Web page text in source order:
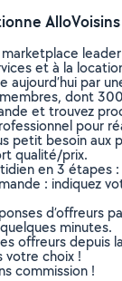
AlloVoisins
marketplace
et à la
aujourd’hui par
dont
et trouvez
pour
petit besoin aux
qualité/prix.
en 3 étapes :
: indiquez
d’offreurs
minutes.
offreurs depuis
votre choix !
commission !